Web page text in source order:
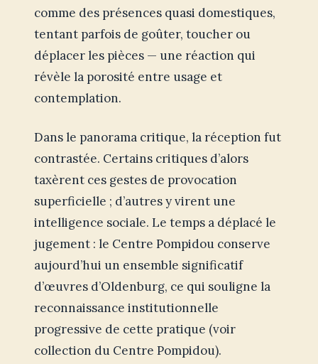
comme des présences quasi domestiques,
tentant parfois de goûter, toucher ou
déplacer les pièces — une réaction qui
révèle la porosité entre usage et
contemplation.
Dans le panorama critique, la réception fut
contrastée. Certains critiques d’alors
taxèrent ces gestes de provocation
superficielle ; d’autres y virent une
intelligence sociale. Le temps a déplacé le
jugement : le Centre Pompidou conserve
aujourd’hui un ensemble significatif
d’œuvres d’Oldenburg, ce qui souligne la
reconnaissance institutionnelle
progressive de cette pratique (voir
collection du Centre Pompidou).